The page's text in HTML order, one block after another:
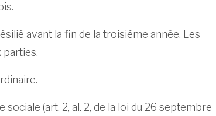
avant la fin de la troisième année. Les
parties.
sociale (art. 2, al. 2, de la loi du 26 septembre